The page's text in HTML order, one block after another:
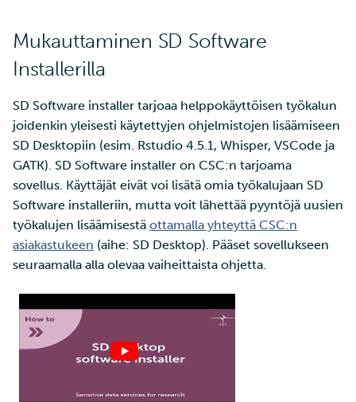
Mukauttaminen SD Software
Installerilla
SD Software installer tarjoaa helppokäyttöisen työkalun
joidenkin yleisesti käytettyjen ohjelmistojen lisäämiseen
SD Desktopiin (esim. Rstudio 4.5.1, Whisper, VSCode ja
GATK). SD Software installer on CSC:n tarjoama
sovellus. Käyttäjät eivät voi lisätä omia työkalujaan SD
Software installeriin, mutta voit lähettää pyyntöjä uusien
työkalujen lisäämisestä ottamalla yhteyttä CSC:n
asiakastukeen (aihe: SD Desktop). Pääset sovellukseen
seuraamalla alla olevaa vaiheittaista ohjetta.